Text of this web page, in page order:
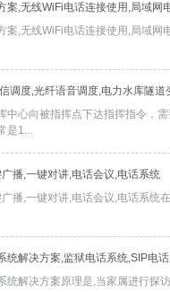
案,无线WiFi电话连接使用,局域网
案,无线WiFi电话连接使用,局域
调度,光纤语音调度,电力水库隧道
中心向被指挥点下达指挥指令，
是1...
播,一键对讲,电话会议,电话系统
播,一键对讲,电话会议,电话系
统解决方案,监狱电话系统,SIP电
统解决方案原理是,当家属进行探